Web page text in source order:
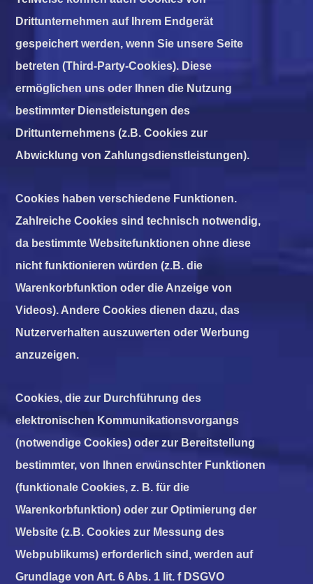
Drittunternehmen auf Ihrem Endgerät
gespeichert werden, wenn Sie unsere Seite
betreten (Third-Party-Cookies). Diese
ermöglichen uns oder Ihnen die Nutzung
bestimmter Dienstleistungen des
Drittunternehmens (z.B. Cookies zur
Abwicklung von Zahlungsdienstleistungen).
Cookies haben verschiedene Funktionen.
Zahlreiche Cookies sind technisch notwendig,
da bestimmte Websitefunktionen ohne diese
nicht funktionieren würden (z.B. die
Warenkorbfunktion oder die Anzeige von
Videos). Andere Cookies dienen dazu, das
Nutzerverhalten auszuwerten oder Werbung
anzuzeigen.
Cookies, die zur Durchführung des
elektronischen Kommunikationsvorgangs
(notwendige Cookies) oder zur Bereitstellung
bestimmter, von Ihnen erwünschter Funktionen
(funktionale Cookies, z. B. für die
Warenkorbfunktion) oder zur Optimierung der
Website (z.B. Cookies zur Messung des
Webpublikums) erforderlich sind, werden auf
Grundlage von Art. 6 Abs. 1 lit. f DSGVO